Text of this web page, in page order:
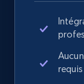
2.1K+
requis